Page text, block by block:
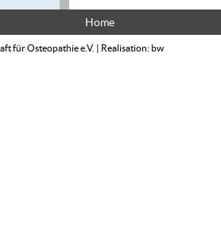
Home
für Osteopathie e.V. | Realisation: bw